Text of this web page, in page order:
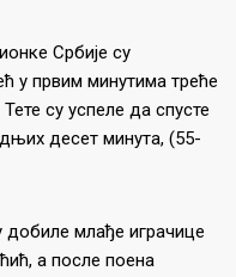
Србије су
у првим минутима треће
су успеле да спусте
десет минута, (55-
млађе играчице
а после поена